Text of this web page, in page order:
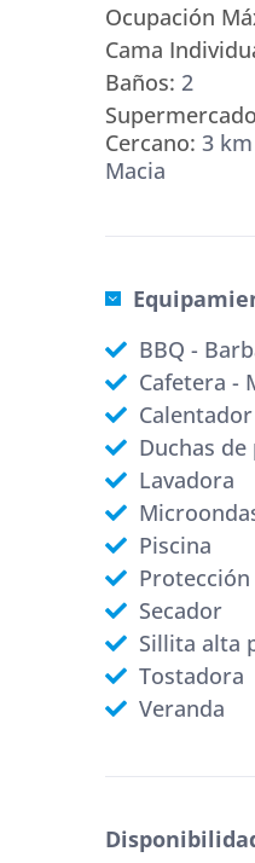
Baños: 2
Ocupación
Cama
Cercano: 3
Macia
BBQ -
Cafetera -
Duchas de
Lavadora
Piscina
Secador
Sillita alta
Tostadora
Veranda